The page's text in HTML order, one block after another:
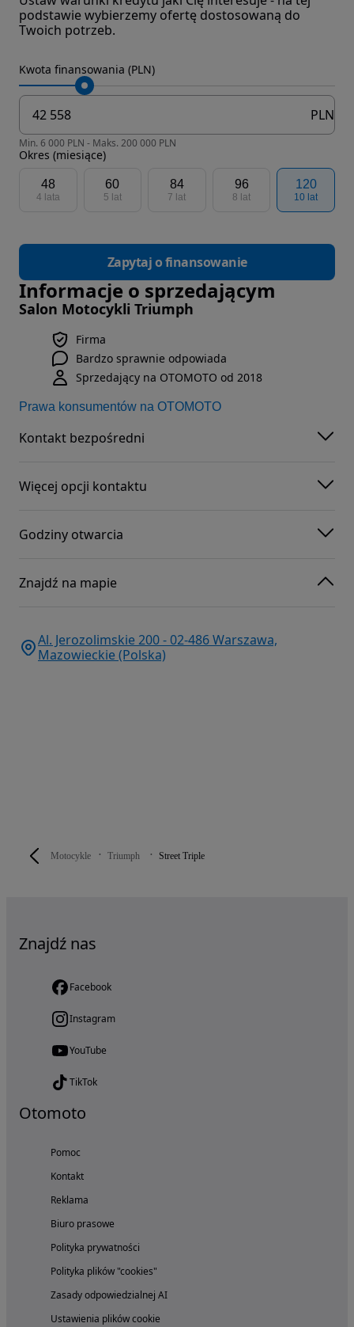
Motocykle Triumph Street Triple
podstawie wybierzemy ofertę dostosowaną do
Twoich potrzeb.
Kwota finansowania (PLN)
PLN
Min. 6 000 PLN - Maks. 200 000 PLN
Okres (miesiące)
48
4 lata
60
5 lat
84
7 lat
96
8 lat
120
10 lat
Zapytaj o finansowanie
Informacje o sprzedającym
Salon Motocykli Triumph
Firma
Bardzo sprawnie odpowiada
Sprzedający na OTOMOTO od 2018
Prawa konsumentów na OTOMOTO
Kontakt bezpośredni
Więcej opcji kontaktu
Godziny otwarcia
Znajdź na mapie
Al. Jerozolimskie 200 - 02-486 Warszawa,
Mazowieckie (Polska)
Znajdź nas
Facebook
Instagram
YouTube
TikTok
Otomoto
Pomoc
Kontakt
Reklama
Biuro prasowe
Polityka prywatności
Polityka plików "cookies"
Zasady odpowiedzialnej AI
Ustawienia plików cookie